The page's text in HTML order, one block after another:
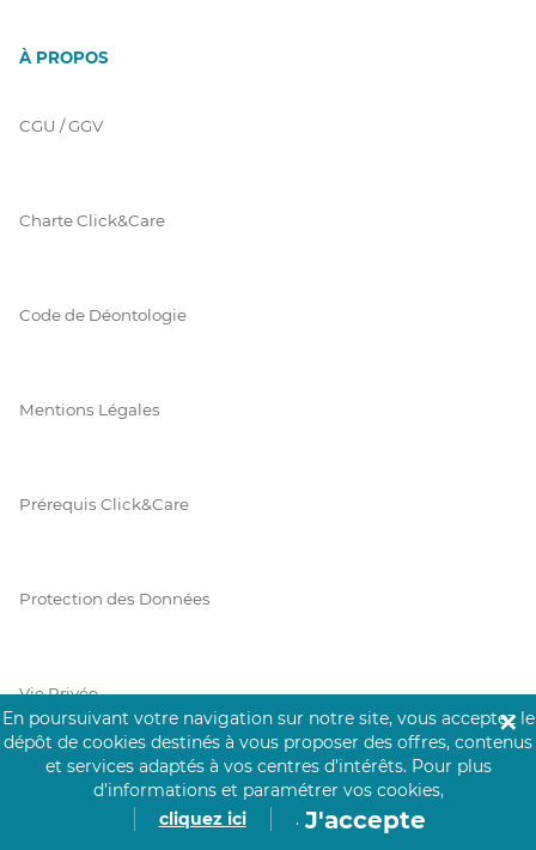
À PROPOS
CGU / GGV
Charte Click&Care
Code de Déontologie
Mentions Légales
Prérequis Click&Care
Protection des Données
Vie Privée
PAIEMENT SÉCURISÉ
En poursuivant votre navigation sur notre site, vous acceptez le
dépôt de cookies destinés à vous proposer des offres, contenus
et services adaptés à vos centres d’intérêts. Pour plus
d’informations et paramétrer vos cookies,
cliquez ici
. J'accepte
✕